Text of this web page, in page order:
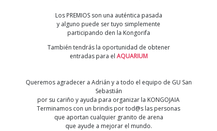
Los PREMIOS son una auténtica pasada
y alguno puede ser tuyo simplemente
participando den la Kongorifa
También tendrás la oportunidad de obtener
entradas para el AQUARIUM
Queremos agradecer a Adrián y a todo el equipo de GU San
Sebastián
por su cariño y ayuda para organizar la KONGOJAIA
Terminamos con un brindis por tod@s las personas
que aportan cualquier granito de arena
que ayude a mejorar el mundo.